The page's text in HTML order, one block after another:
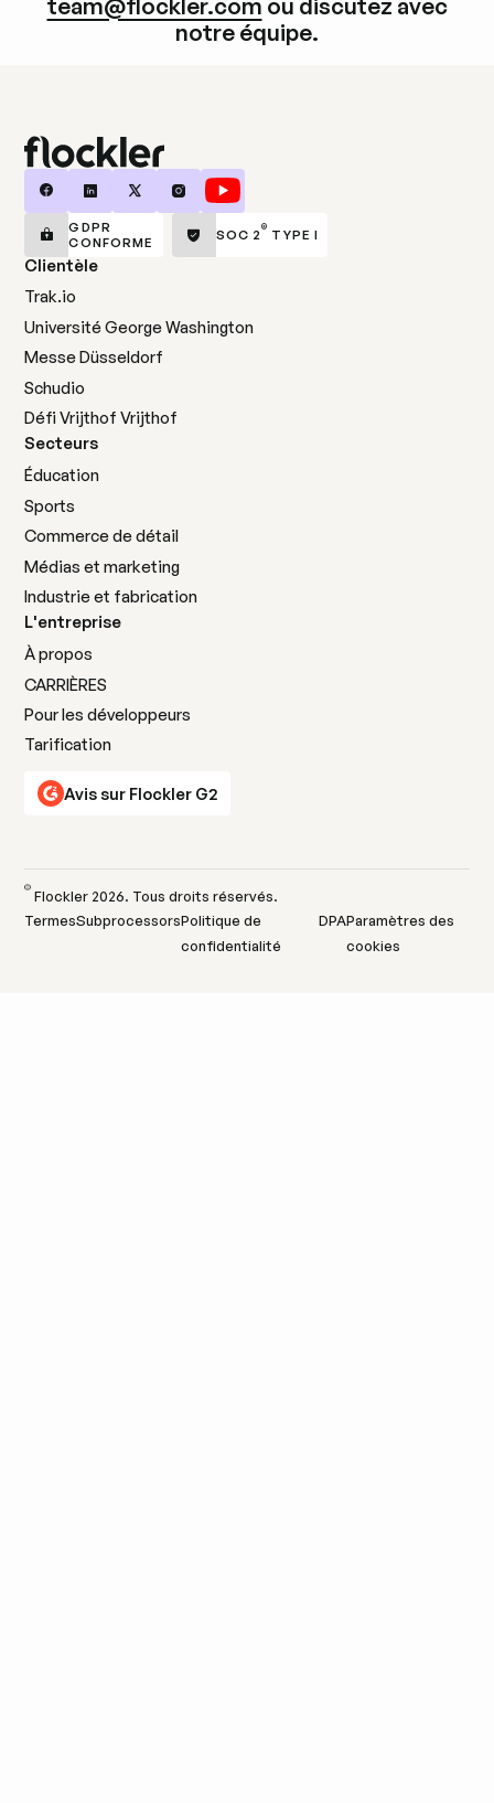
notre équipe.
GDPR
CONFORME
SOC 2 ® TYPE I
Clientèle
Trak.io
Université George Washington
Messe Düsseldorf
Schudio
Défi Vrijthof Vrijthof
Secteurs
Éducation
Sports
Commerce de détail
Médias et marketing
Industrie et fabrication
L'entreprise
À propos
CARRIÈRES
Pour les développeurs
Tarification
Avis sur Flockler G2
© Flockler 2026. Tous droits réservés.
TermesSubprocessorsPolitique de
confidentialité
DPAParamètres des
cookies